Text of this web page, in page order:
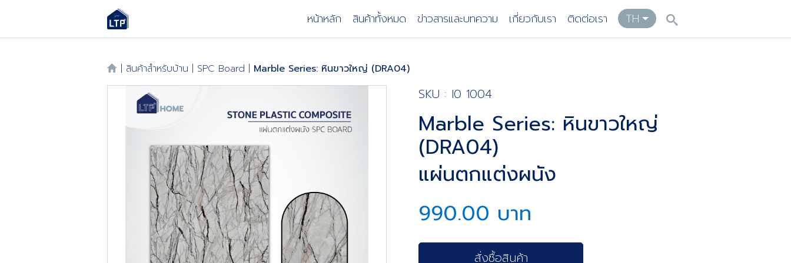
หน้าหลัก สินค้าทั้งหมด ข่าวสารและบทความ เกี่ยวกับเรา ติดต่อเรา TH
| สินค้าสำหรับบ้าน | SPC Board | Marble Series: หินขาวใหญ่ (DRA04)
SKU : I0 1004
Marble Series: หินขาวใหญ่
(DRA04)
แผ่นตกแต่งผนัง
990.00 บาท
สั่งซื้อสินค้า